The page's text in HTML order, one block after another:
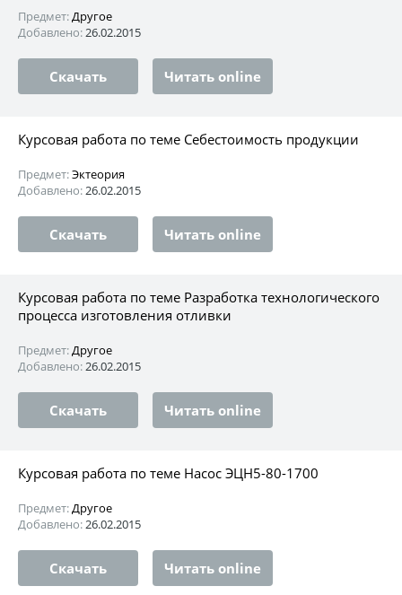
Предмет:Другое
Добавлено:26.02.2015
Скачать Читать online
Курсовая работа по теме Себестоимость продукции
Предмет:Эктеория
Добавлено:26.02.2015
Скачать Читать online
Курсовая работа по теме Разработка технологического
процесса изготовления отливки
Предмет:Другое
Добавлено:26.02.2015
Скачать Читать online
Курсовая работа по теме Насос ЭЦН5-80-1700
Предмет:Другое
Добавлено:26.02.2015
Скачать Читать online